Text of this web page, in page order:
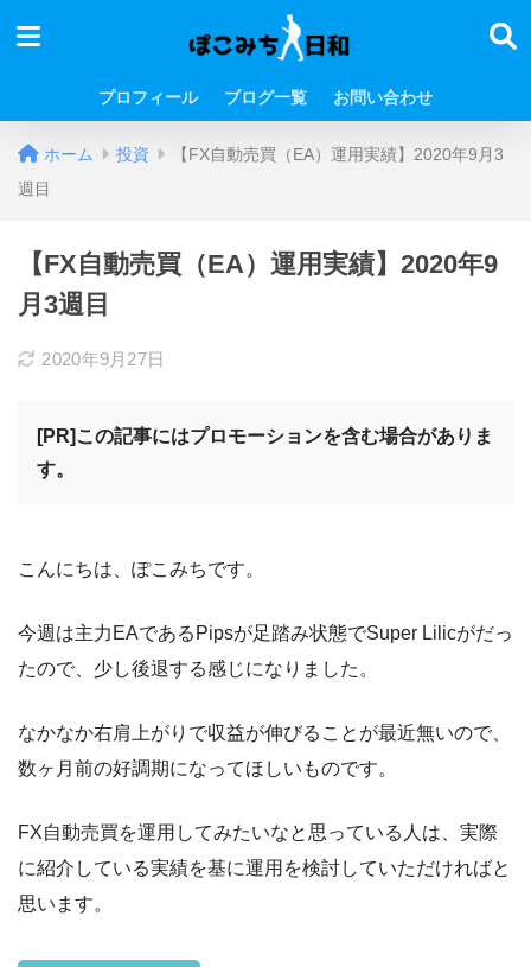
プロフィール ブログ一覧 お問い合わせ
ホーム 投資
【FX自動売買（EA）運用実績】2020年9月3
週目
【FX自動売買（EA）運用実績】2020年9
月3週目
2020年9月27日
[PR]この記事にはプロモーションを含む場合がありま
す。
こんにちは、ぽこみちです。
今週は主力EAであるPipsが足踏み状態でSuper Lilicがだっ
たので、少し後退する感じになりました。
なかなか右肩上がりで収益が伸びることが最近無いので、
数ヶ月前の好調期になってほしいものです。
FX自動売買を運用してみたいなと思っている人は、実際
に紹介している実績を基に運用を検討していただければと
思います。